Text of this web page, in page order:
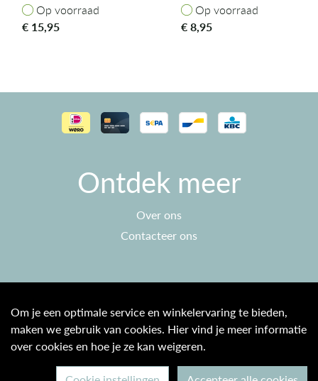
Op voorraad
Op voorraad
€ 15,95
Op voorraad
Op voorraad
€8,95
Ontdek meer
Over ons
Contacteer ons
Algemene voorwaarden
Privacy beleid
Om je een optimale service en winkelervaring te bieden,
maken we gebruik van cookies. Hier vind je meer informatie
over cookies en hoe je ze kan weigeren.